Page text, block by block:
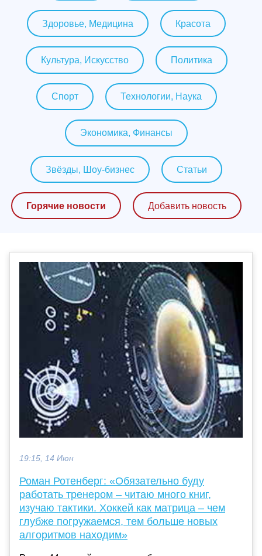
Здоровье, Медицина Красота
Культура, Искусство Политика
Спорт Технологии, Наука
Экономика, Финансы
Звёзды, Шоу-бизнес Статьи
Горячие новости Добавить новость
19:15, 14 Июн
Роман Ротенберг: «Обязательно буду
работать тренером – читаю много книг,
изучаю тактики. Хоккей как матрица – чем
глубже погружаемся, тем больше новых
алгоритмов находим»